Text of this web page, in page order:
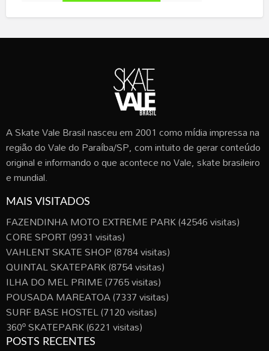
A Skate Vale Brasil nasceu em 2001 como mídia impressa na
região do Vale do Paraíba/SP, com intuito de gerar conteúdo
original e informando o que acontece no Vale, skate brasileiro
e mundial.
MAIS VISITADOS
FAZENDINHA MOTO EXTREME PARK(42546 visitas)
CORE SPORT(9931 visitas)
VAHLENT SKATE SHOP(8784 visitas)
QUINTAL SKATEPARK(8754 visitas)
ILHA DO MEL PRIME(7765 visitas)
POUSADA MAREATOA(7337 visitas)
SURF BASE HOSTEL(7120 visitas)
360º SKATEPARK(6221 visitas)
POSTS RECENTES